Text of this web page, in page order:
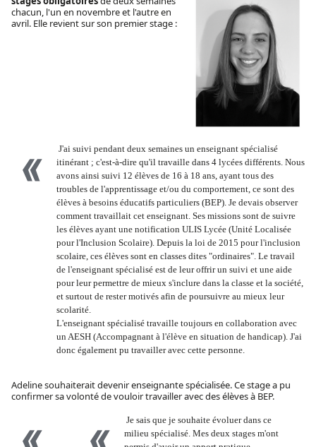
chacun, l'un en novembre et l'autre en
avril. Elle revient sur son premier stage :
J'ai suivi pendant deux semaines un enseignant spécialisé
itinérant ; c'est-à-dire qu'il travaille dans 4 lycées différents. Nous
avons ainsi suivi 12 élèves de 16 à 18 ans, ayant tous des
troubles de l'apprentissage et/ou du comportement, ce sont des
élèves à besoins éducatifs particuliers (BEP). Je devais observer
comment travaillait cet enseignant. Ses missions sont de suivre
les élèves ayant une notification ULIS Lycée (Unité Localisée
pour l'Inclusion Scolaire). Depuis la loi de 2015 pour l'inclusion
scolaire, ces élèves sont en classes dites "ordinaires". Le travail
de l'enseignant spécialisé est de leur offrir un suivi et une aide
pour leur permettre de mieux s'inclure dans la classe et la société,
et surtout de rester motivés afin de poursuivre au mieux leur
scolarité.
L'enseignant spécialisé travaille toujours en collaboration avec
un AESH (Accompagnant à l'élève en situation de handicap). J'ai
donc également pu travailler avec cette personne.
Adeline souhaiterait devenir enseignante spécialisée. Ce stage a pu
confirmer sa volonté de vouloir travailler avec des élèves à BEP.
Je sais que je souhaite évoluer dans ce
milieu spécialisé. Mes deux stages m'ont